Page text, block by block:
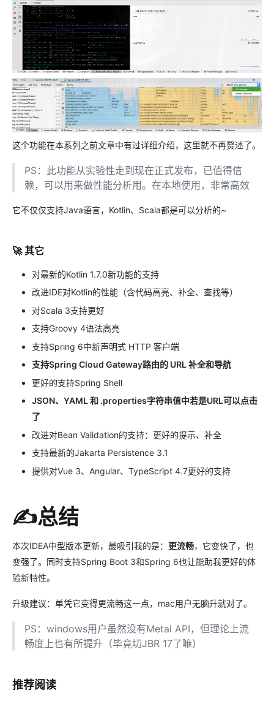
这个功能在本系列之前文章中有过详细介绍，这里就不再赘述了。
PS：此功能从实验性走到现在正式发布，已值得信
赖，可以用来做性能分析用。在本地使用，非常高效
它不仅仅支持Java语言，Kotlin、Scala都是可以分析的~
🚀 其它
对最新的Kotlin 1.7.0新功能的支持
改进IDE对Kotlin的性能（含代码高亮、补全、查找等）
对Scala 3支持更好
支持Groovy 4语法高亮
支持Spring 6中新声明式 HTTP 客户端
支持Spring Cloud Gateway路由的 URL 补全和导航
更好的支持Spring Shell
JSON、YAML 和 .properties字符串值中若是URL可以点击
了
改进对Bean Validation的支持：更好的提示、补全
支持最新的Jakarta Persistence 3.1
提供对Vue 3、Angular、TypeScript 4.7更好的支持
✍总结
本次IDEA中型版本更新，最吸引我的是： 更流畅，它变快了，也
变强了。同时支持Spring Boot 3和Spring 6也让能助我更好的体
验新特性。
升级建议：单凭它变得更流畅这一点，mac用户无脑升就对了。
PS：windows用户虽然没有Metal API，但理论上流
畅度上也有所提升（毕竟切JBR 17了嘛）
推荐阅读